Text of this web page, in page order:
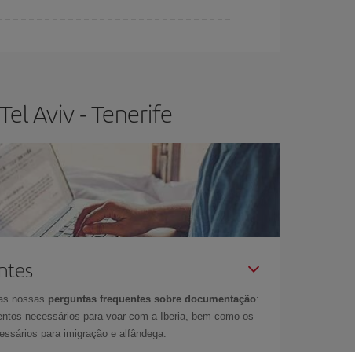
Aviv - Tenerife
nossas perguntas frequentes sobre documentação:
necessários para voar com a Iberia, bem como os
para imigração e alfândega.